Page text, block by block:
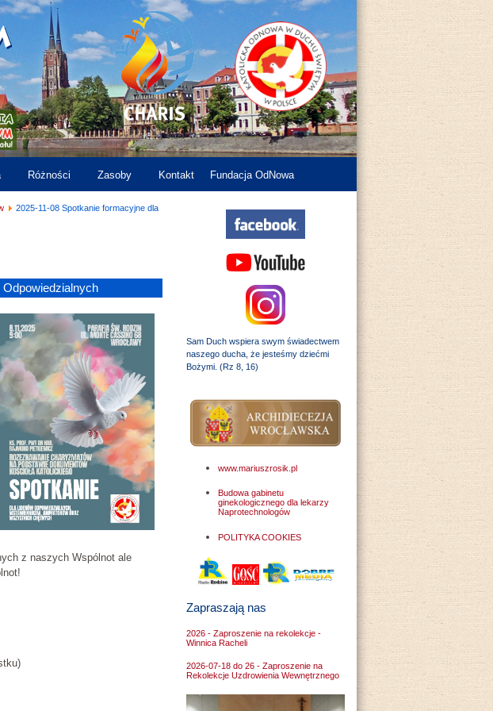
Różności Zasoby Kontakt Fundacja OdNowa
Sam Duch wspiera swym świadectwem
naszego ducha, że jesteśmy dziećmi
Bożymi. (Rz 8, 16)
www.mariuszrosik.pl
Budowa gabinetu
ginekologicznego dla lekarzy
Naprotechnologów
POLITYKA COOKIES
Zapraszają nas
2026 - Zaproszenie na rekolekcje -
Winnica Racheli
2026-07-18 do 26 - Zaproszenie na
Rekolekcje Uzdrowienia Wewnętrznego
2025-11-08 Spotkanie formacyjne dla
Odpowiedzialnych
z naszych Wspólnot ale